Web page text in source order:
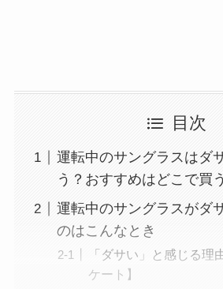
目次
運転中のサングラスはダ
う？おすすめはどこで買
運転中のサングラスがダ
のはこんなとき
「ダサい」と感じる理
ケート】